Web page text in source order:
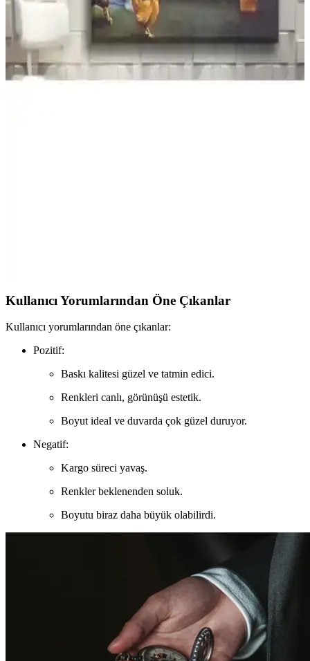
Yağlı Boya Görünümlü Royal Kanvas Tablo 70x100
cm Modern ve Dayanıklı Dekorasyon Parçası
70x100 cm boyutlarındaki bu kanvas tablo, canlı görseli ve
dayanıklı yapısıyla iç mekan dekorasyonuna şıklık katar, montajı
kolaydır ve uzun ömürlüdür.
Kullanıcı Yorumlarından Öne Çıkanlar
Kullanıcı yorumlarından öne çıkanlar:
Pozitif:
Baskı kalitesi güzel ve tatmin edici.
Renkleri canlı, görünüşü estetik.
Boyut ideal ve duvarda çok güzel duruyor.
Negatif:
Kargo süreci yavaş.
Renkler beklenenden soluk.
Boyutu biraz daha büyük olabilirdi.